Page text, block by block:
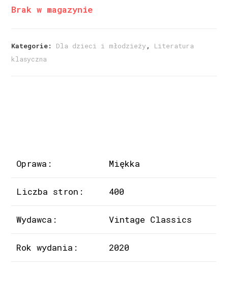
Brak w magazynie
Kategorie: Dla dzieci i młodzieży , Literatura
klasyczna
Oprawa: Miękka
Liczba stron: 400
Wydawca: Vintage Classics
Rok wydania: 2020